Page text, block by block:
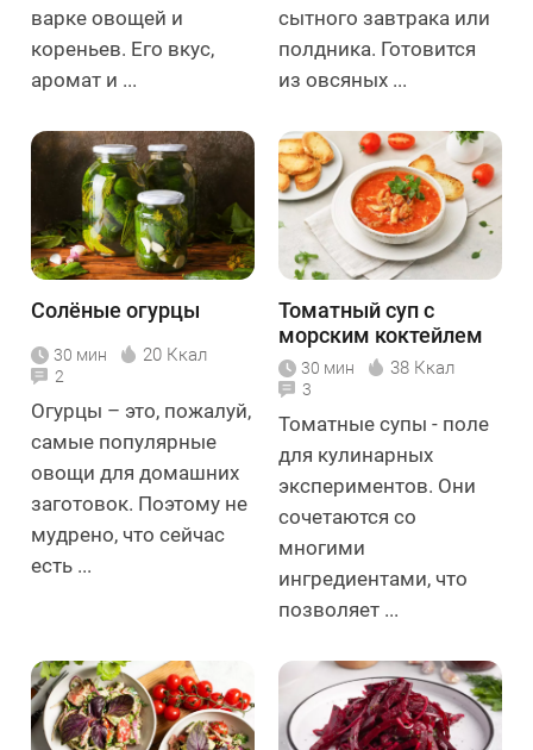
варке овощей и
кореньев. Его вкус,
аромат и ...
сытного завтрака или
полдника. Готовится
из овсяных ...
Солёные огурцы
30 мин 20 Ккал
2
Огурцы – это, пожалуй,
самые популярные
овощи для домашних
заготовок. Поэтому не
мудрено, что сейчас
есть ...
Томатный суп с
морским коктейлем
30 мин 38 Ккал
3
Томатные супы - поле
для кулинарных
экспериментов. Они
сочетаются со
многими
ингредиентами, что
позволяет ...